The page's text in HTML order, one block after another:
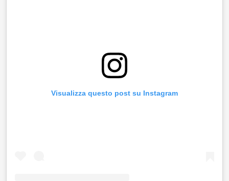
Visualizza questo post su Instagram